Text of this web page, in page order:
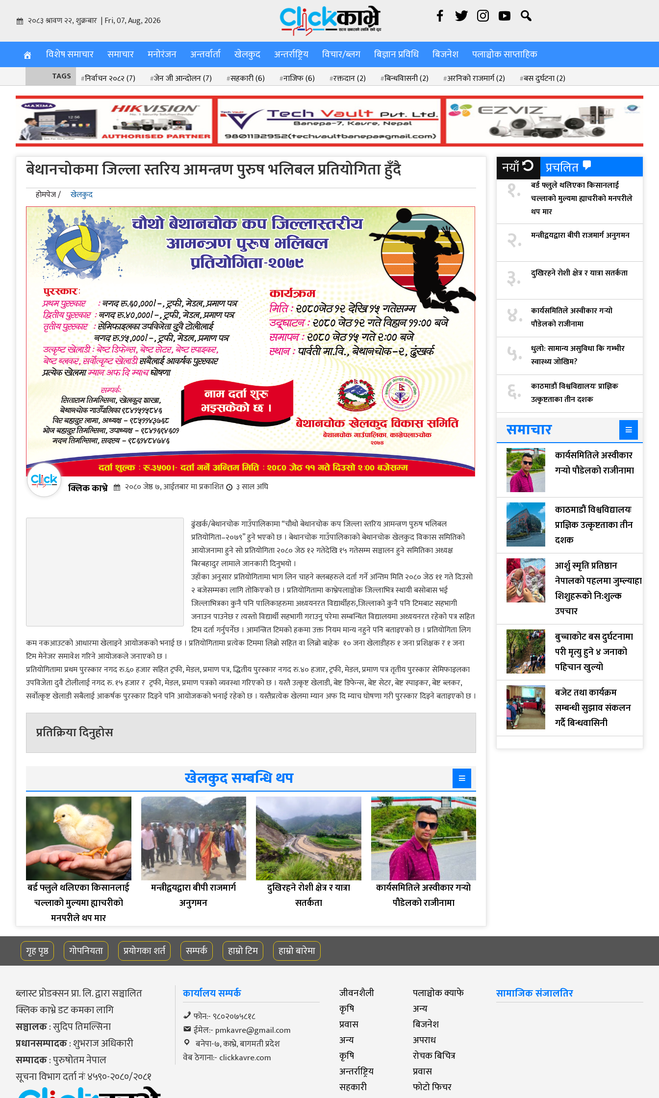
२०८३ श्रावण २२, शुक्रबार | Fri, 07, Aug, 2026
विशेष समाचार समाचार मनोरंजन अन्तर्वार्ता खेलकुद अन्तर्राष्ट्रिय विचार/ब्लग बिज्ञान प्रविधि बिजनेश पलाञ्चोक साप्ताहिक
TAGS निर्वाचन २०८२(7) जेन जी आन्दोलन(7) सहकारी(6) नाजिफ(6) रक्तदान(2) बिन्धवािसनी(2) अरनिको राजमार्ग(2) बस दुर्घटना(2)
श्रीकृष्ण प्रणामी धर्म जागरण महोत्सव २०८२(2) बाढी पहिरो(2) सामसङ एस–सेरिज(2)
बेथानचोकमा जिल्ला स्तरिय आमन्त्रण पुरुष भलिबल प्रतियोगिता हुँदै
होमपेज / खेलकुद
क्लिक काभ्रे २०८० जेष्ठ ७, आईतबार मा प्रकाशित ३ साल अघि
ढुंखर्क/बेथानचोक गाउँपालिकामा “चौथो बेथानचोक कप जिल्ला स्तरिय आमन्त्रण पुरुष भलिबल
प्रतियोगिता–२०७९” हुने भएको छ । बेथानचोक गाउँपालिकाको बेथानचोक खेलकुद विकास समितिको
आयोजनामा हुने सो प्रतियोगिता २०८० जेठ १२ गतेदेखि १५ गतेसम्म सञ्चालन हुने समितिका अध्यक्ष
बिरबहादुर लामाले जानकारी दिनुभयो ।
उहाँका अनुसार प्रतियोगितामा भाग लिन चाहने क्लबहरुले दर्ता गर्ने अन्तिम मिति २०८० जेठ ११ गते दिउसो
२ बजेसम्मका लागि तोकिएको छ । प्रतियोगितामा काभ्रेपलाञ्चोक जिल्लाभित्र स्थायी बसोबास भई
जिल्लाभित्रका कुनै पनि पालिकाहरुमा अध्ययनरत विद्यार्थीहरु,जिल्लाको कुनै पनि टिमबाट सहभागी
जनाउन पाउनेछ र त्यस्तो विद्यार्थी सहभागी गराउनु परेमा सम्बन्धित विद्यालयमा अध्ययनरत रहेको पत्र सहित
टिम दर्ता गर्नुपर्नेछ । आमन्त्रित टिमको हकमा उक्त नियम मान्य नहुने पनि बताइएको छ । प्रतियोगिता लिग
कम नकआउटको आधारमा खेलाइने आयोजकको भनाई छ । प्रतियोगितामा प्रत्येक टिममा लिब्रो सहित वा लिब्रो बाहेक १० जना खेलाडीहरु १ जना प्रशिक्षक र १ जना
टिम मेनेजर समावेश गरिने आयोजकले जनाएको छ ।
प्रतियोगितामा प्रथम पुरस्कार नगद रु.६० हजार सहित ट्रफी, मेडल, प्रमाण पत्र, द्धितीय पुरस्कार नगद रु.४० हजार, ट्रफी, मेडल, प्रमाण पत्र तृतीय पुरस्कार सेमिफाइलका
उपविजेता दुवै टोलीलाई नगद रु. १५ हजार र ट्रफी, मेडल, प्रमाण पत्रको व्यवस्था गरिएको छ । यस्तै उत्कृष्ट खेलाडी, बेष्ट डिफेन्स, बेष्ट सेटर, बेष्ट स्पाइकर, बेष्ट ब्लकर,
सर्वोत्कृष्ट खेलाडी सबैलाई आकर्षक पुरस्कार दिइने पनि आयोजकको भनाई रहेको छ । यस्तैप्रत्येक खेलमा म्यान अफ दि म्याच घोषणा गरी पुरस्कार दिइने बताइएको छ ।
प्रतिक्रिया दिनुहोस
खेलकुद सम्बन्धि थप
बर्ड फ्लुले थलिएका किसानलाई
चल्लाको मुल्यमा ह्याचरीको
मनपरीले थप मार
मन्त्रीद्वयद्वारा बीपी राजमार्ग
अनुगमन
दुखिरहने रोशी क्षेत्र र यात्रा
सतर्कता
कार्यसमितिले अस्वीकार गर्‍यो
पौडेलको राजीनामा
नयाँ प्रचलित
१.
बर्ड फ्लुले थलिएका किसानलाई
चल्लाको मुल्यमा ह्याचरीको मनपरीले
थप मार
२. मन्त्रीद्वयद्वारा बीपी राजमार्ग अनुगमन
३. दुखिरहने रोशी क्षेत्र र यात्रा सतर्कता
४.
कार्यसमितिले अस्वीकार गर्‍यो
पौडेलको राजीनामा
५.
धुलो: सामान्य असुविधा कि गम्भीर
स्वास्थ्य जोखिम?
६.
काठमाडौं विश्वविद्यालयः प्राज्ञिक
उत्कृष्टताका तीन दशक
समाचार
कार्यसमितिले अस्वीकार
गर्‍यो पौडेलको राजीनामा
काठमाडौं विश्वविद्यालयः
प्राज्ञिक उत्कृष्टताका तीन
दशक
आर्शु स्मृति प्रतिष्ठान
नेपालको पहलमा जुम्ल्याहा
शिशुहरूको नि:शुल्क
उपचार
बुच्चाकोट बस दुर्घटनामा
परी मृत्यु हुने ४ जनाको
पहिचान खुल्यो
बजेट तथा कार्यक्रम
सम्बन्धी सुझाव संकलन
गर्दै बिन्धवासिनी
गृह पृष्ठ गोपनियता प्रयोगका शर्त सम्पर्क हाम्रो टिम हाम्रो बारेमा
ब्लास्ट प्रोडक्सन प्रा. लि. द्वारा सञ्चालित
क्लिक काभ्रे डट कमका लागि
सञ्चालक: सुदिप तिमल्सिना
प्रधानसम्पादक: शुभराज अधिकारी
सम्पादक: पुरुषोतम नेपाल
सूचना विभाग दर्ता नंः ४५९०-२०८०/२०८१
कार्यालय सम्पर्क
फोन:- ९८०२०७५८१८
ईमेल:- pmkavre@gmail.com
बनेपा-७, काभ्रे, बागमती प्रदेश
वेब ठेगाना:- clickkavre.com
जीवनशैली
पलाञ्चाेक क्याफे
कृषि
अन्य
प्रवास
बिजनेश
अन्य
अपराध
कृषि
रोचक बिचित्र
अन्तर्राष्ट्रिय
प्रवास
सहकारी
फोटो फिचर
सामाजिक संजालतिर